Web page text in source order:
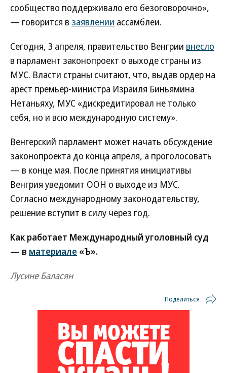
сообщество поддерживало его безоговорочно»,
— говорится в заявлении ассамблеи.
Сегодня, 3 апреля, правительство Венгрии внесло
в парламент законопроект о выходе страны из
МУС. Власти страны считают, что, выдав ордер на
арест премьер-министра Израиля Биньямина
Нетаньяху, МУС «дискредитировал не только
себя, но и всю международную систему».
Венгерский парламент может начать обсуждение
законопроекта до конца апреля, а проголосовать
— в конце мая. После принятия инициативы
Венгрия уведомит ООН о выходе из МУС.
Согласно международному законодательству,
решение вступит в силу через год.
Как работает Международный уголовный суд
— в материале «Ъ».
Лусине Баласян
Поделиться
ВСУ точно получат десятки тысяч новых
солдат
Путин озвучил итоговый план СВО